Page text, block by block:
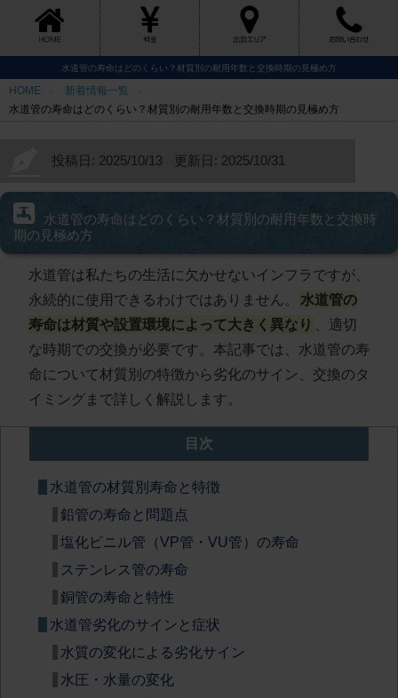
水道管の寿命はどのくらい？材質別の耐用年数と交換時期の見極め方
HOME
新着情報一覧
水道管の寿命はどのくらい？材質別の耐用年数と交換時期の見極め方
投稿日: 2025/10/13 更新日: 2025/10/31
水道管の寿命はどのくらい？材質別の耐用年数と交換時
期の見極め方
水道管は私たちの生活に欠かせないインフラですが、
永続的に使用できるわけではありません。
水道管の
寿命は材質や設置環境によって大きく異なり
、適切
な時期での交換が必要です。本記事では、水道管の寿
命について材質別の特徴から劣化のサイン、交換のタ
イミングまで詳しく解説します。
目次
水道管の材質別寿命と特徴
鉛管の寿命と問題点
塩化ビニル管（VP管・VU管）の寿命
ステンレス管の寿命
銅管の寿命と特性
水道管劣化のサインと症状
水質の変化による劣化サイン
水圧・水量の変化